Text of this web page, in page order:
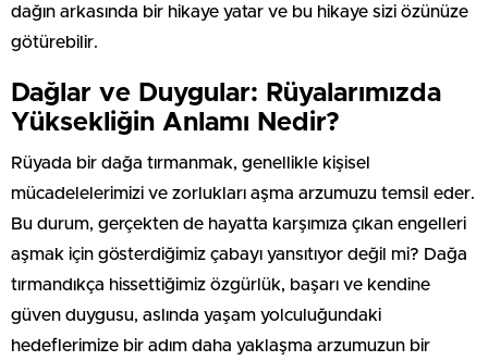
dağın arkasında bir hikaye yatar ve bu hikaye sizi özünüze
götürebilir.
Dağlar ve Duygular: Rüyalarımızda
Yüksekliğin Anlamı Nedir?
Rüyada bir dağa tırmanmak, genellikle kişisel
mücadelelerimizi ve zorlukları aşma arzumuzu temsil eder.
Bu durum, gerçekten de hayatta karşımıza çıkan engelleri
aşmak için gösterdiğimiz çabayı yansıtıyor değil mi? Dağa
tırmandıkça hissettiğimiz özgürlük, başarı ve kendine
güven duygusu, aslında yaşam yolculuğundaki
hedeflerimize bir adım daha yaklaşma arzumuzun bir